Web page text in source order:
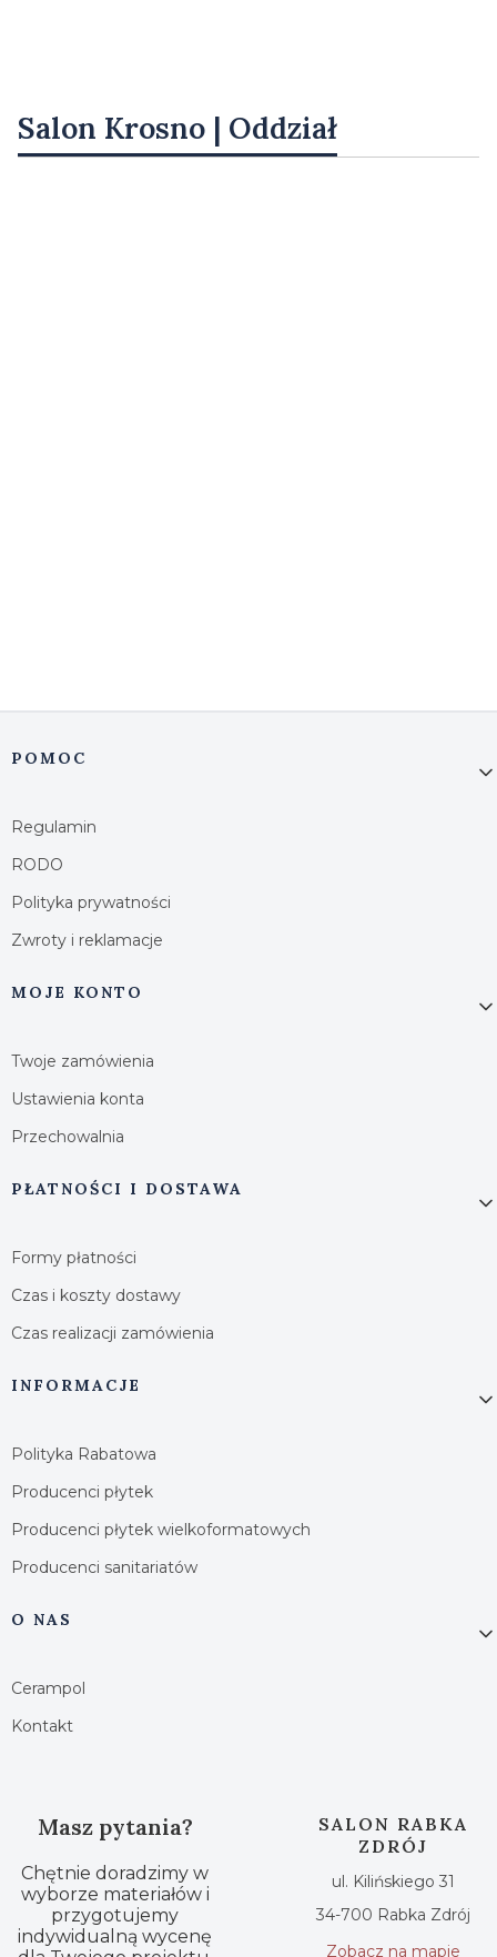
Salon Krosno | Oddział
Linki w stopce
POMOC
Regulamin
RODO
Polityka prywatności
Zwroty i reklamacje
MOJE KONTO
Twoje zamówienia
Ustawienia konta
Przechowalnia
PŁATNOŚCI I DOSTAWA
Formy płatności
Czas i koszty dostawy
Czas realizacji zamówienia
INFORMACJE
Polityka Rabatowa
Producenci płytek
Producenci płytek wielkoformatowych
Producenci sanitariatów
O NAS
Cerampol
Kontakt
Masz pytania?
Chętnie doradzimy w
wyborze materiałów i
przygotujemy
indywidualną wycenę
SALON RABKA
ZDRÓJ
ul. Kilińskiego 31
34-700 Rabka Zdrój
Zobacz na mapie